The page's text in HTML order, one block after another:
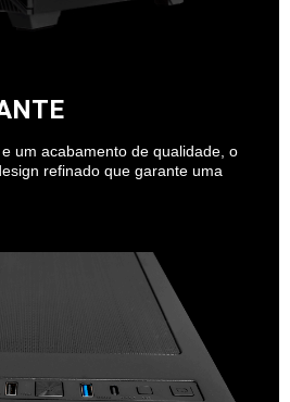
um acabamento de qualidade, o
refinado que garante uma